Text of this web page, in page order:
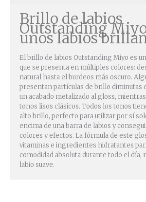
Brillo de labios
Outstanding
unos labios
El brillo de labios Outstanding Miyo es
que se presenta en múltiples colores:
natural hasta el burdeos más oscuro.
presentan partículas de brillo diminutas
un acabado metalizado al gloss,
tonos lisos clásicos. Todos los tonos
alto brillo, perfecto para utilizar por sí
encima de una barra de labios y
colores y efectos. La fórmula de este
vitaminas e ingredientes hidratantes
comodidad absoluta durante todo el día,
labio suave.